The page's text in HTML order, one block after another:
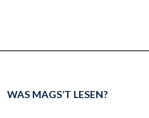
WAS MAGS’T LESEN?